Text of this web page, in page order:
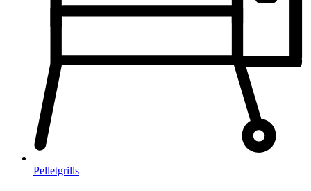
Pelletgrills